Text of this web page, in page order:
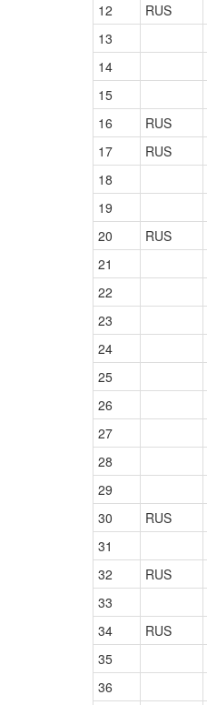
12
RUS
13
14
15
16
RUS
17
RUS
18
19
20
RUS
21
22
23
24
25
26
27
28
29
30
RUS
31
32
RUS
33
34
RUS
35
36